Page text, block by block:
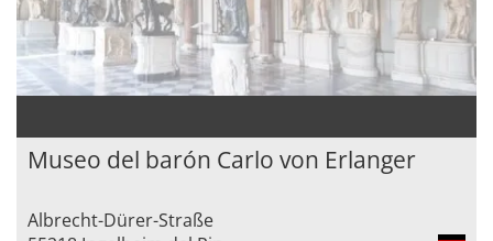
Museo del barón Carlo von Erlanger
Albrecht-Dürer-Straße